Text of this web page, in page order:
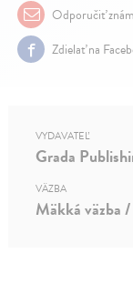
Odporučiť
Zdielať na
VYDAVATEĽ
Grada
VÄZBA
Mäkká väzba